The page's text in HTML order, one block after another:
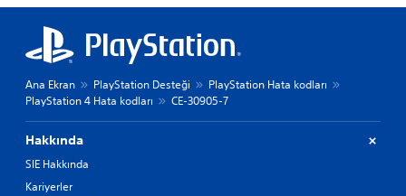
Ana Ekran PlayStation Desteği
PlayStation Hata kodları
PlayStation 4 Hata kodları
CE-30905-7
Hakkında
SIE Hakkında
Kariyerler